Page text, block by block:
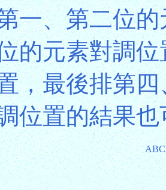
一、第二位
的元素對調
，最後排第
位置的結果